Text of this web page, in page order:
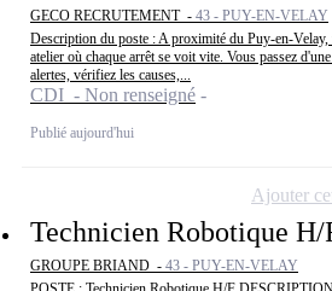
GECO RECRUTEMENT - 43 - PUY-EN-VELAY
Description du poste : A proximité du Puy-en-
atelier où chaque arrêt se voit vite. Vous passez
alertes, vérifiez les causes,...
CDI - Non renseigné
Publié aujourd'hui
Technicien Robotique H/
GROUPE BRIAND - 43 - PUY-EN-VELAY
Ajouter